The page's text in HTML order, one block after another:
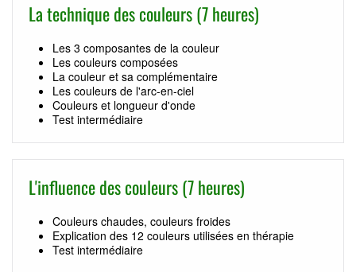
La technique des couleurs (7 heures)
Les 3 composantes de la couleur
Les couleurs composées
La couleur et sa complémentaire
Les couleurs de l'arc-en-ciel
Couleurs et longueur d'onde
Test intermédiaire
L'influence des couleurs (7 heures)
Couleurs chaudes, couleurs froides
Explication des 12 couleurs utilisées en thérapie
Test intermédiaire